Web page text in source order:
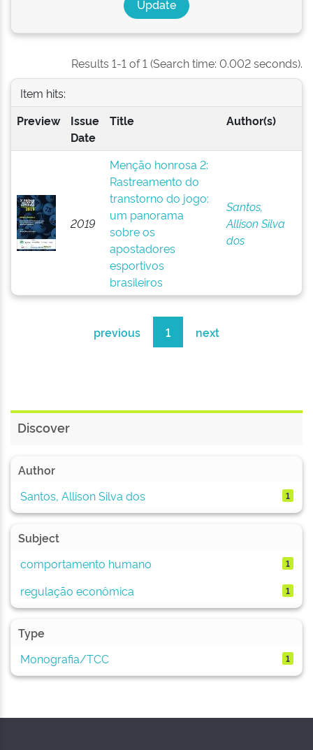
Results 1-1 of 1 (Search time: 0.002 seconds).
Item hits:
Preview
Issue
Date
Title Author(s)
2019
Menção honrosa 2:
Rastreamento do
transtorno do jogo:
um panorama
sobre os
apostadores
esportivos
brasileiros
Santos,
Allison Silva
dos
previous 1 next
Discover
Author
Santos, Allison Silva dos
1
Subject
comportamento humano
1
regulação econômica 1
Type
Monografia/TCC
1